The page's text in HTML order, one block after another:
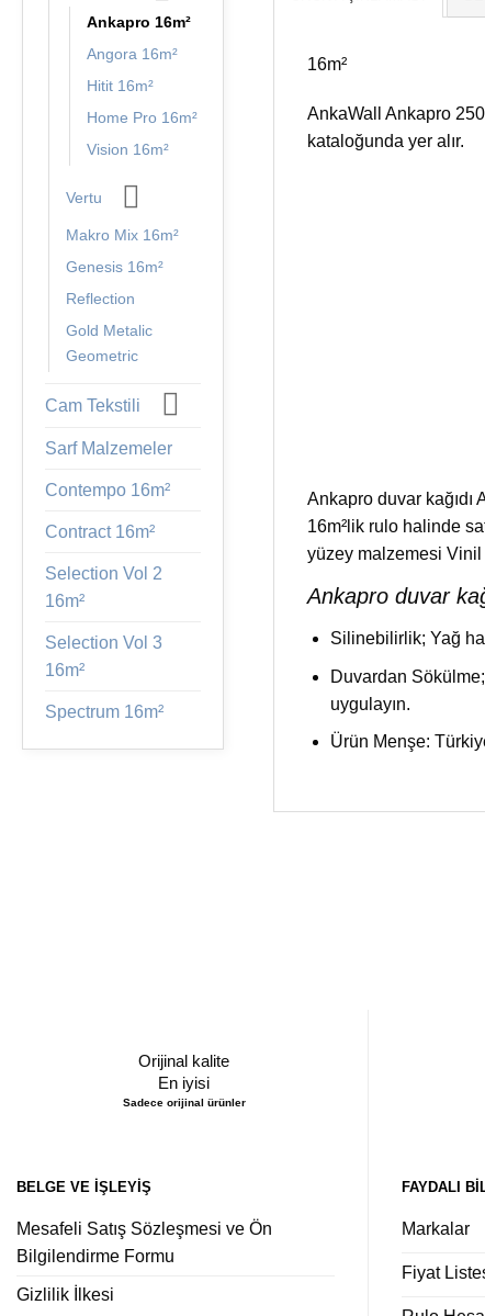
Ankapro 16m²
Angora 16m²
Hitit 16m²
Home Pro 16m²
Vision 16m²
Vertu
Makro Mix 16m²
Genesis 16m²
Reflection
Gold Metalic
Geometric
Cam Tekstili
Sarf Malzemeler
Contempo 16m²
Contract 16m²
Selection Vol 2
16m²
Selection Vol 3
16m²
Spectrum 16m²
16m²
AnkaWall Ankapro
kataloğunda yer alır.
Ankapro duvar kağıdı
16m²lik rulo halinde
yüzey malzemesi
Ankapro duvar
Silinebilirlik; Yağ
Duvardan Sökülme;
uygulayın.
Ürün Menşe:
Orijinal kalite
En iyisi
Sadece orijinal ürünler
BELGE VE İŞLEYIŞ
Mesafeli Satış Sözleşmesi ve Ön
Bilgilendirme Formu
Gizlilik İlkesi
FAYDALI
Markalar
Fiyat